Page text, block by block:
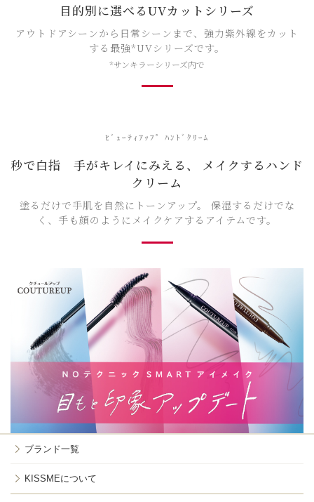
目的別に選べるUVカットシリーズ
アウトドアシーンから日常シーンまで、強力紫外線をカット
する最強*UVシリーズです。
*サンキラーシリーズ内で
ﾋﾞｭｰﾃｨｱｯﾌﾟ ﾊﾝﾄﾞｸﾘｰﾑ
秒で白指 手がキレイにみえる、 メイクするハンド
クリーム
塗るだけで手肌を自然にトーンアップ。 保湿するだけでな
く、手も顔のようにメイクケアするアイテムです。
ブランド一覧
KISSMEについて